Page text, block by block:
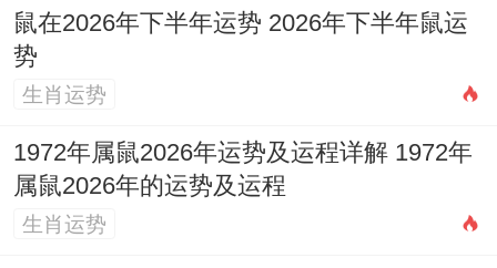
应先充实自我，静待良机。
鼠在2026年下半年运势 2026年下半年鼠运
势
生肖运势
1972年属鼠2026年运势及运程详解 1972年
属鼠2026年的运势及运程
生肖运势